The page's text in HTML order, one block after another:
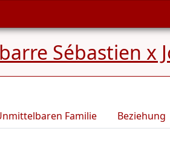
Sébastien x
Familie Beziehung